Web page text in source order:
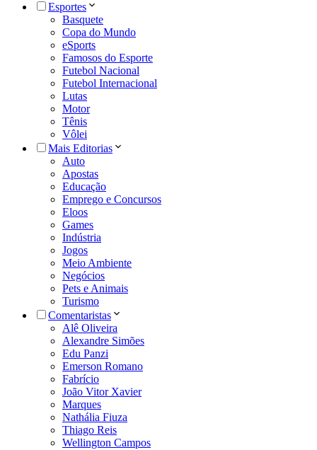
Esportes
Basquete
Copa do Mundo
eSports
Famosos do Esporte
Futebol Nacional
Futebol Internacional
Lutas
Motor
Tênis
Vôlei
Mais Editorias
Auto
Apostas
Educação
Emprego e Concursos
Eloos
Games
Indústria
Jogos
Meio Ambiente
Negócios
Pets e Animais
Turismo
Comentaristas
Alê Oliveira
Alexandre Simões
Edu Panzi
Emerson Romano
Fabrício
João Vitor Xavier
Marques
Nathália Fiuza
Thiago Reis
Wellington Campos